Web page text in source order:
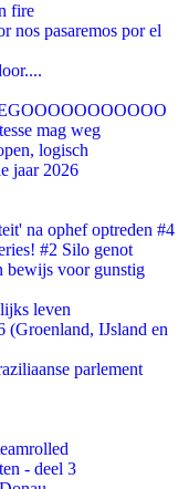
fire
nos pasaremos por el
mag weg
logisch
jaar 2026
na ophef optreden #4
#2 Silo genot
bewijs voor gunstig
leven
(Groenland, IJsland en
parlement
- deel 3